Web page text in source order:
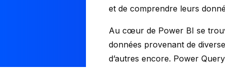
et de comprendre leurs
Au cœur de Power BI se
données provenant de
d’autres encore. Power